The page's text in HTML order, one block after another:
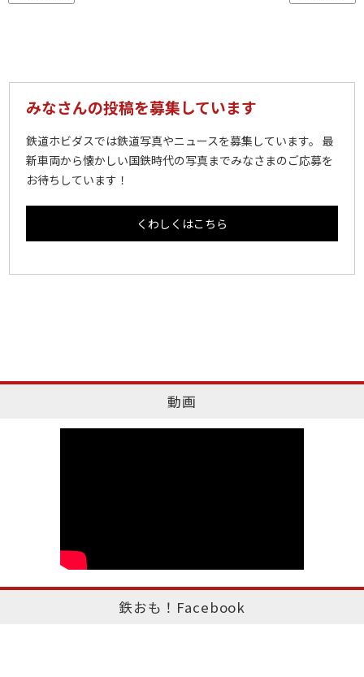
みなさんの投稿を募集しています
鉄道ホビダスでは鉄道写真やニュースを募集しています。 最
新車両から懐かしい国鉄時代の写真までみなさまのご応募を
お待ちしています！
くわしくはこちら
動画
鉄おも！Facebook